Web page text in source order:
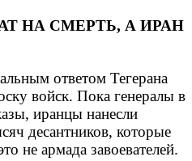
НА СМЕРТЬ, А ИРАН
ответом Тегерана
войск. Пока генералы в
иранцы нанесли
десантников, которые
не армада завоевателей.